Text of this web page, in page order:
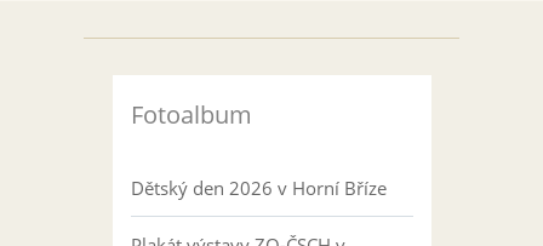
Fotoalbum
Dětský den 2026 v Horní Bříze